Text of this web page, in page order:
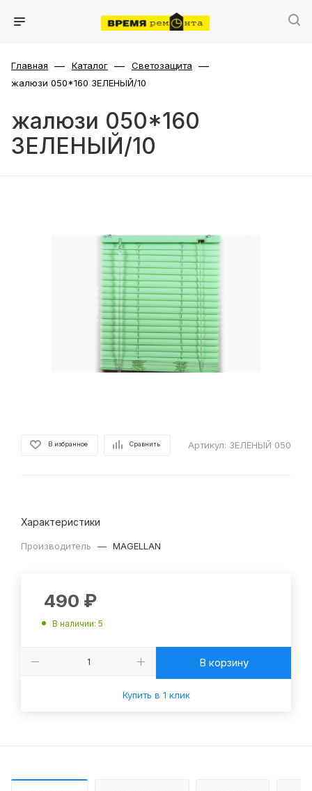
Главная — Каталог — Светозащита —
жалюзи 050*160 ЗЕЛЕНЫЙ/10
жалюзи 050*160
ЗЕЛЕНЫЙ/10
В избранное Сравнить Артикул: ЗЕЛЕНЫЙ 050
Характеристики
Производитель — MAGELLAN
490 ₽
В наличии: 5
В корзину
Купить в 1 клик